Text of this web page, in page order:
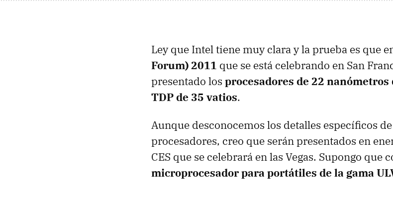
Ley que Intel tiene muy clara y la prueba es que
Forum) 2011 que se está celebrando en San
presentado los procesadores de 22
TDP de 35 vatios.
Aunque desconocemos los detalles específicos
procesadores, creo que serán presentados en
CES que se celebrará en las Vegas. Supongo que
microprocesador para portátiles de la gama